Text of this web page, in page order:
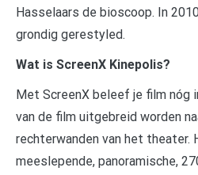
Hasselaars de bioscoop. In
grondig gerestyled.
Wat is ScreenX Kinepolis?
Met ScreenX beleef je film nóg
van de film uitgebreid worden
rechterwanden van het theater.
meeslepende, panoramische,